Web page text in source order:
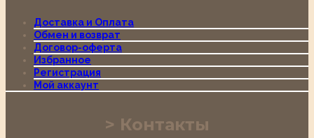
Доставка и Оплата
Обмен и возврат
Договор-оферта
Избранное
Регистрация
Мой аккаунт
Контакты